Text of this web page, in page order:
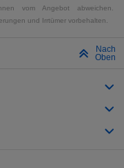
vom Angebot abweichen.
und Irrtümer vorbehalten.
Nach
Oben